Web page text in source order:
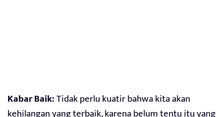
Kabar Baik:Tidak perlu kuatir bahwa kita akan
kehilangan yang terbaik, karena belum tentu itu yang